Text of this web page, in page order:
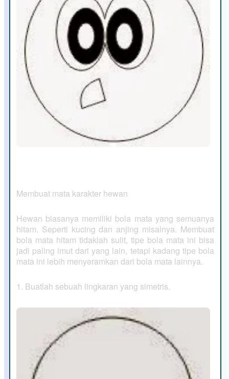
Membuat mata karakter hewan
Hewan biasanya memiliki bola mata yang semuanya
hitam. Seperti kucing dan anjing misalnya. Membuat
bola mata hitam tidaklah sulit, tipe bola mata ini bisa
jadi paling imut dari yang lain, tetapi kadang tipe bola
mata ini lebih menyeramkan dari bola mata lainnya.
1. Buatlah sebuah lingkaran yang simetris.